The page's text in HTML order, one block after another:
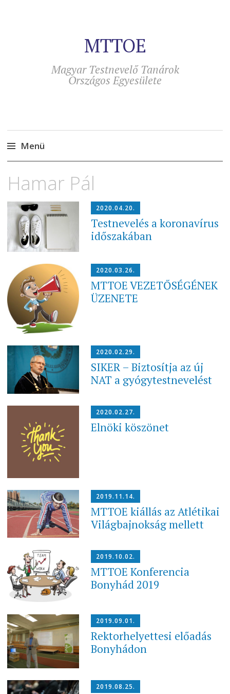
MTTOE
Magyar Testnevelő Tanárok
Országos Egyesülete
Menü
a
Hamar Pál
2020.04.20.
Testnevelés a koronavírus
időszakában
2020.03.26.
MTTOE VEZETŐSÉGÉNEK
ÜZENETE
2020.02.29.
SIKER – Biztosítja az új
NAT a gyógytestnevelést
2020.02.27.
Elnöki köszönet
2019.11.14.
MTTOE kiállás az Atlétikai
Világbajnokság mellett
2019.10.02.
MTTOE Konferencia
Bonyhád 2019
2019.09.01.
Rektorhelyettesi előadás
Bonyhádon
2019.08.25.